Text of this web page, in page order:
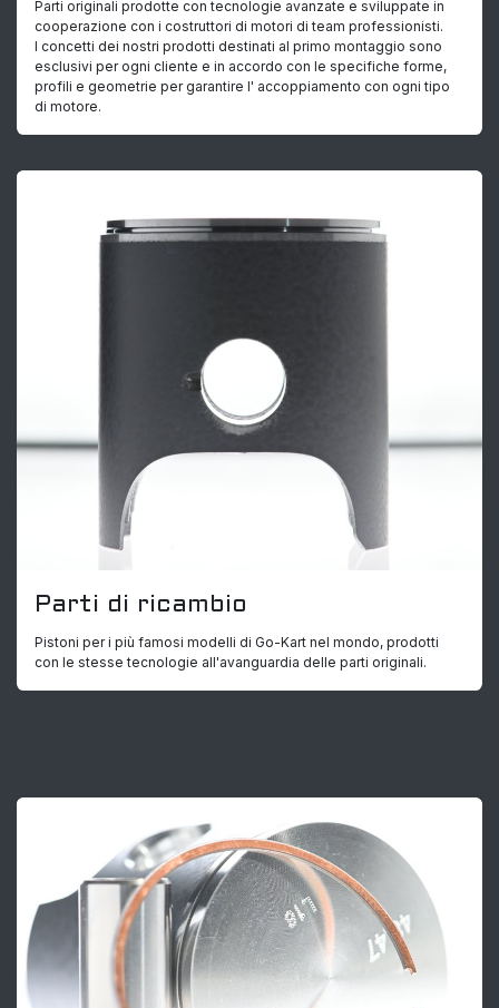
Parti originali prodotte con tecnologie avanzate e sviluppate in
cooperazione con i costruttori di motori di team professionisti.
I concetti dei nostri prodotti destinati al primo montaggio sono
esclusivi per ogni cliente e in accordo con le specifiche forme,
profili e geometrie per garantire l' accoppiamento con ogni tipo
di motore.
Parti di ricambio
Pistoni per i più famosi modelli di Go-Kart nel mondo, prodotti
con le stesse tecnologie all'avanguardia delle parti originali.